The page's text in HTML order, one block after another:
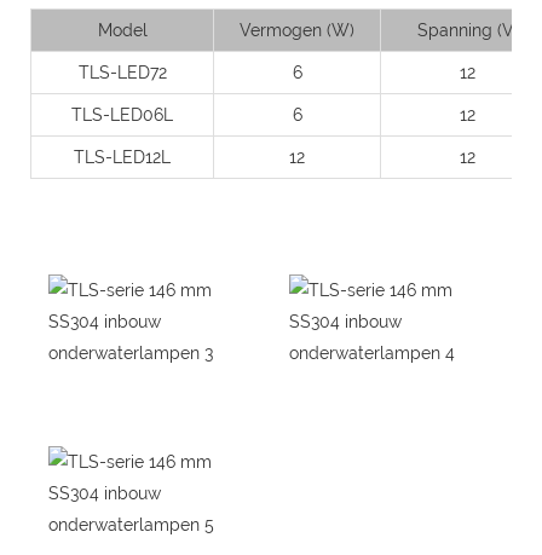
Model Vermogen (W) Spanning (V)
TLS-LED72 6 12
TLS-LED06L 6 12
TLS-LED12L 12 12